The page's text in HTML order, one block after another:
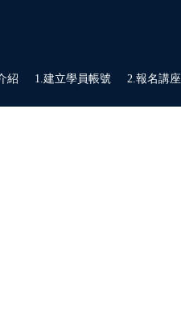
紹 1.建立學員帳號 2.報名講座